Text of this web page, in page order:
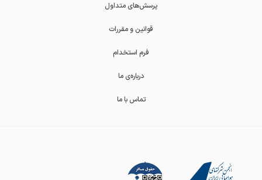
پرسش‌های متداول
قوانین و مقررات
فرم استخدام
درباره‌ی ما
تماس با ما